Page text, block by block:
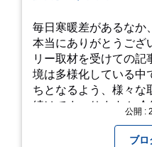
毎日寒暖差があるなか
本当にありがとうございます！ 先日
リー取材を受けての記事
境は多様化している中
ちとなるよう、様々な
続けてまいります！ 今後ともよろしくお願いいた
公開 :
ブロ